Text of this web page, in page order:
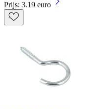
Prijs: 3.19 euro